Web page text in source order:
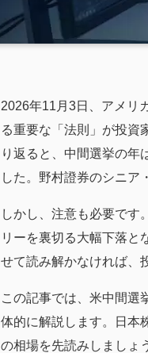
2026年11月3日、アメリ
る重要な「法則」が投資
り返ると、中間選挙の年
した。野村證券のシニア
しかし、注意も必要です。
リーを裏切る大幅下落と
せて読み解かなければ、
この記事では、米中間選
体的に解説します。日本
の相場を先読みしましょ